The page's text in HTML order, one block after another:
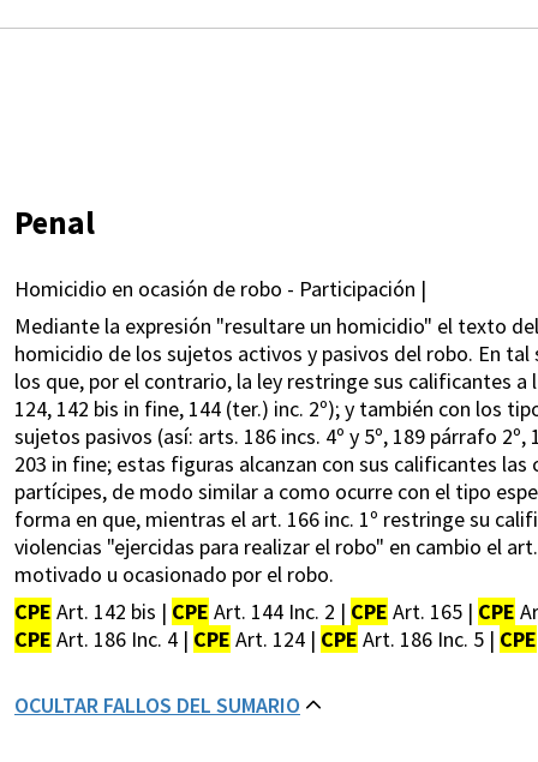
Penal
Homicidio en ocasión de robo - Participación |
Mediante la expresión "resultare un homicidio" el texto
homicidio de los sujetos activos y pasivos del robo. En
los que, por el contrario, la ley restringe sus calificantes
124, 142 bis in fine, 144 (ter.) inc. 2º); y también con los
sujetos pasivos (así: arts. 186 incs. 4º y 5º, 189 párrafo
203 in fine; estas figuras alcanzan con sus calificantes
partícipes, de modo similar a como ocurre con el tipo
forma en que, mientras el art. 166 inc. 1º restringe su
violencias "ejercidas para realizar el robo" en cambio el
motivado u ocasionado por el robo.
CPE Art. 142 bis | CPE Art. 144 Inc. 2 | CPE Art. 165 | CPE
CPE Art. 186 Inc. 4 | CPE Art. 124 | CPE Art. 186 Inc. 5 | CPE
OCULTAR FALLOS DEL SUMARIO